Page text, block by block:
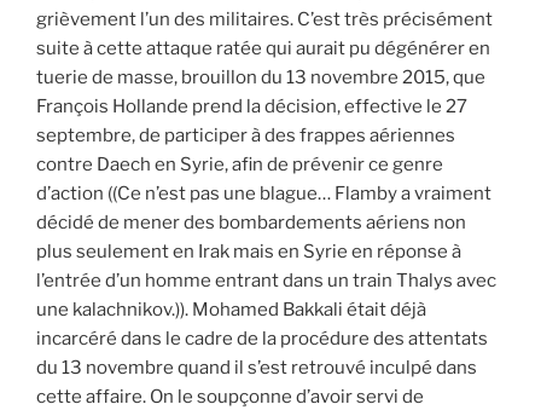
grièvement l’un des militaires. C’est très précisément
suite à cette attaque ratée qui aurait pu dégénérer en
tuerie de masse, brouillon du 13 novembre 2015, que
François Hollande prend la décision, effective le 27
septembre, de participer à des frappes aériennes
contre Daech en Syrie, afin de prévenir ce genre
d’action ((Ce n’est pas une blague… Flamby a vraiment
décidé de mener des bombardements aériens non
plus seulement en Irak mais en Syrie en réponse à
l’entrée d’un homme entrant dans un train Thalys avec
une kalachnikov.)). Mohamed Bakkali était déjà
incarcéré dans le cadre de la procédure des attentats
du 13 novembre quand il s’est retrouvé inculpé dans
cette affaire. On le soupçonne d’avoir servi de